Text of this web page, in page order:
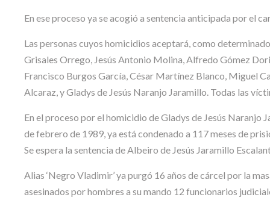
En ese proceso ya se acogió a sentencia anticipada por el
Las personas cuyos homicidios aceptará, como
Grisales Orrego, Jesús Antonio Molina, Alfredo Gómez
Francisco Burgos García, César Martínez Blanco, Miguel
Alcaraz, y Gladys de Jesús Naranjo Jaramillo. Todas las
En el proceso por el homicidio de Gladys de Jesús Naranjo
de febrero de 1989, ya está condenado a 117 meses de
Se espera la sentencia de Albeiro de Jesús Jaramillo
Alias ‘Negro Vladimir’ ya purgó 16 años de cárcel por la
asesinados por hombres a su mando 12 funcionarios